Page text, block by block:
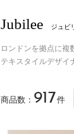
Jubilee ジュビ
ロンドンを拠点に複
テキスタイルデザイ
商品数： 917件